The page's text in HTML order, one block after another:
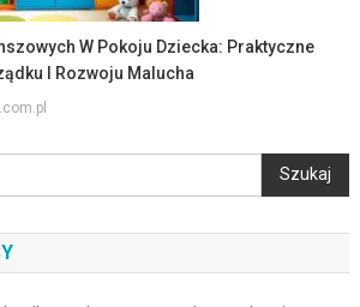
W Pokoju Dziecka: Praktyczne
I Rozwoju Malucha
Szukaj